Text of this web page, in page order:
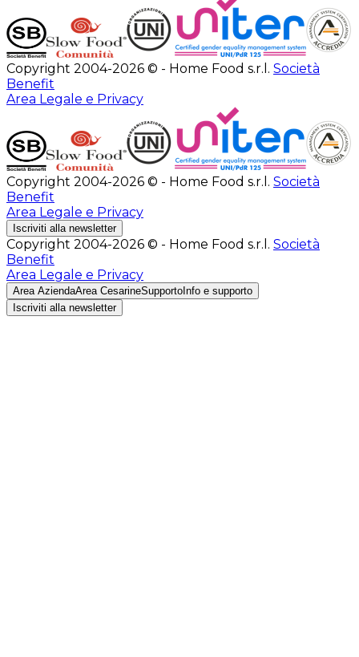
Copyright 2004-2026 © - Home Food s.r.l. Società
Benefit
Area Legale e Privacy
Copyright 2004-2026 © - Home Food s.r.l. Società
Benefit
Area Legale e Privacy
Iscriviti alla newsletter
Copyright 2004-2026 © - Home Food s.r.l. Società
Benefit
Area Legale e Privacy
Area AziendaArea CesarineSupporto Info e supporto
Iscriviti alla newsletter